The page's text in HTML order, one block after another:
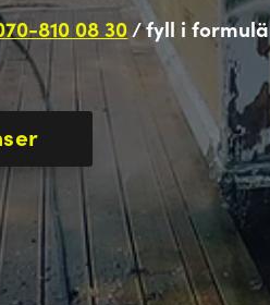
810 08 30/ fyll i